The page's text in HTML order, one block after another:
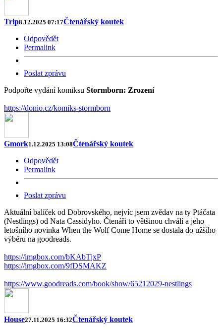
Trip8.12.2025 07:17Čtenářský koutek
Odpovědět
Permalink
Poslat zprávu
Podpořte vydání komiksu Stormborn: Zrození
https://donio.cz/komiks-stormborn
Gmork1.12.2025 13:08Čtenářský koutek
Odpovědět
Permalink
Poslat zprávu
Aktuální balíček od Dobrovského, nejvíc jsem zvědav na ty Ptáčata
(Nestlings) od Nata Cassidyho. Čtenáři to většinou chválí a jeho
letošního novinka When the Wolf Come Home se dostala do užšího
výběru na goodreads.
https://imgbox.com/bKAbTjxP
https://imgbox.com/9fDSMAKZ
https://www.goodreads.com/book/show/65212029-nestlings
House27.11.2025 16:32Čtenářský koutek